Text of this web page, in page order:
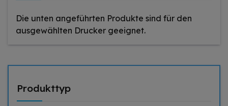
Die unten angeführten Produkte sind für den
ausgewählten Drucker geeignet.
Produkttyp